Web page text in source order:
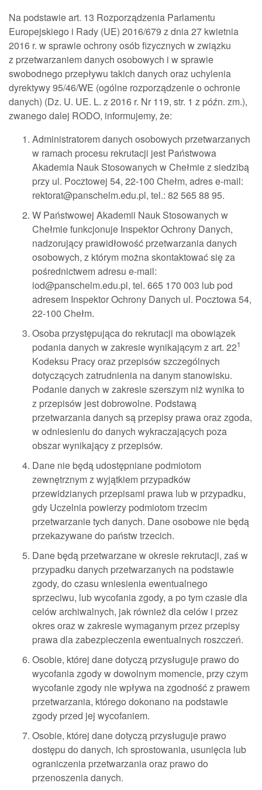
Na podstawie art. 13 Rozporządzenia Parlamentu
Europejskiego i Rady (UE) 2016/679 z dnia 27 kwietnia
2016 r. w sprawie ochrony osób fizycznych w związku
z przetwarzaniem danych osobowych i w sprawie
swobodnego przepływu takich danych oraz uchylenia
dyrektywy 95/46/WE (ogólne rozporządzenie o ochronie
danych) (Dz. U. UE. L. z 2016 r. Nr 119, str. 1 z późn. zm.),
zwanego dalej RODO, informujemy, że:
Administratorem danych osobowych przetwarzanych
w ramach procesu rekrutacji jest Państwowa
Akademia Nauk Stosowanych w Chełmie z siedzibą
przy ul. Pocztowej 54, 22-100 Chełm, adres e-mail:
rektorat@panschelm.edu.pl, tel.: 82 565 88 95.
W Państwowej Akademii Nauk Stosowanych w
Chełmie funkcjonuje Inspektor Ochrony Danych,
nadzorujący prawidłowość przetwarzania danych
osobowych, z którym można skontaktować się za
pośrednictwem adresu e-mail:
iod@panschelm.edu.pl, tel. 665 170 003 lub pod
adresem Inspektor Ochrony Danych ul. Pocztowa 54,
22-100 Chełm.
Osoba przystępująca do rekrutacji ma obowiązek
podania danych w zakresie wynikającym z art. 221
Kodeksu Pracy oraz przepisów szczególnych
dotyczących zatrudnienia na danym stanowisku.
Podanie danych w zakresie szerszym niż wynika to
z przepisów jest dobrowolne. Podstawą
przetwarzania danych są przepisy prawa oraz zgoda,
w odniesieniu do danych wykraczających poza
obszar wynikający z przepisów.
Dane nie będą udostępniane podmiotom
zewnętrznym z wyjątkiem przypadków
przewidzianych przepisami prawa lub w przypadku,
gdy Uczelnia powierzy podmiotom trzecim
przetwarzanie tych danych. Dane osobowe nie będą
przekazywane do państw trzecich.
Dane będą przetwarzane w okresie rekrutacji, zaś w
przypadku danych przetwarzanych na podstawie
zgody, do czasu wniesienia ewentualnego
sprzeciwu, lub wycofania zgody, a po tym czasie dla
celów archiwalnych, jak również dla celów i przez
okres oraz w zakresie wymaganym przez przepisy
prawa dla zabezpieczenia ewentualnych roszczeń.
Osobie, której dane dotyczą przysługuje prawo do
wycofania zgody w dowolnym momencie, przy czym
wycofanie zgody nie wpływa na zgodność z prawem
przetwarzania, którego dokonano na podstawie
zgody przed jej wycofaniem.
Osobie, której dane dotyczą przysługuje prawo
dostępu do danych, ich sprostowania, usunięcia lub
ograniczenia przetwarzania oraz prawo do
przenoszenia danych.